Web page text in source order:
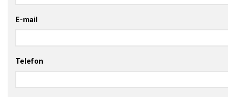
E-mail
Telefon